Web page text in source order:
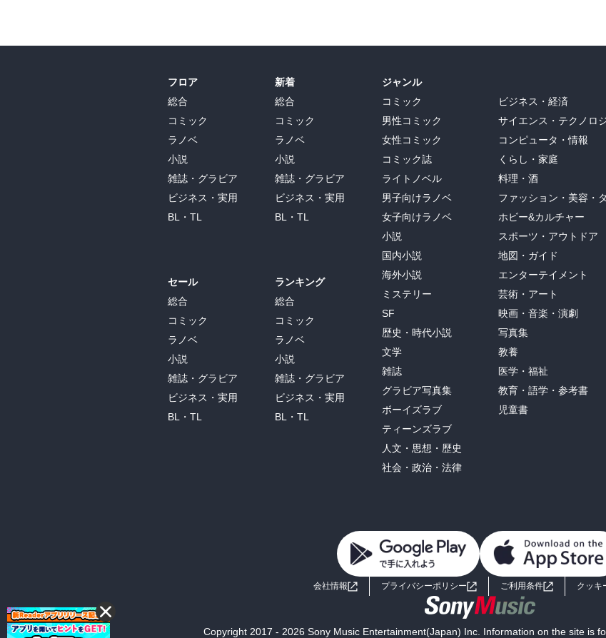
フロア
総合
コミック
ラノベ
小説
雑誌・グラビア
ビジネス・実用
BL・TL
セール
総合
コミック
ラノベ
小説
雑誌・グラビア
ビジネス・実用
BL・TL
新着
総合
コミック
ラノベ
小説
雑誌・グラビア
ビジネス・実用
BL・TL
ランキング
総合
コミック
ラノベ
小説
雑誌・グラビア
ビジネス・実用
BL・TL
ジャンル
コミック
男性コミック
女性コミック
コミック誌
ライトノベル
男子向けラノベ
女子向けラノベ
小説
国内小説
海外小説
ミステリー
SF
歴史・時代小説
文学
雑誌
グラビア写真集
ボーイズラブ
ティーンズラブ
人文・思想・歴史
社会・政治・法律
ビジネス・経済
サイエンス・テクノロ
コンピュータ・情報
くらし・家庭
料理・酒
ファッション・美容・
ホビー&カルチャー
スポーツ・アウトドア
地図・ガイド
エンターテイメント
芸術・アート
映画・音楽・演劇
写真集
教養
医学・福祉
教育・語学・参考書
児童書
会社情報 プライバシーポリシー ご利用条件 クッキ
Copyright 2017 - 2026 Sony Music Entertainment(Japan) Inc. Information on the site is